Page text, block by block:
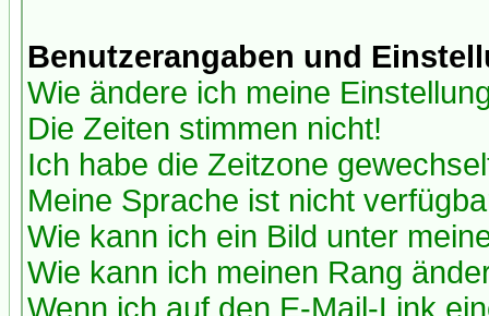
Benutzerangaben und
Wie ändere ich meine
Die Zeiten stimmen nicht!
Ich habe die Zeitzone
Meine Sprache ist nicht
Wie kann ich ein Bild unter
Wie kann ich meinen Rang
Wenn ich auf den E-Mail-Link